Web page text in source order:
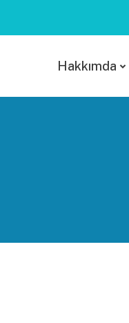
Hakkımda